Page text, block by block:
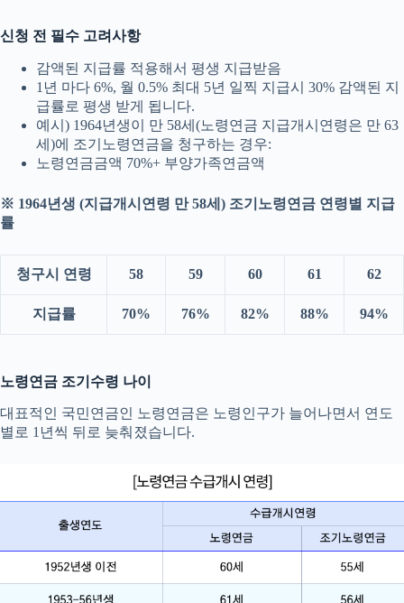
신청 전 필수 고려사항
감액된 지급률 적용해서 평생 지급받음
1년 마다 6%, 월 0.5% 최대 5년 일찍 지급시 30% 감액된 지
급률로 평생 받게 됩니다.
예시) 1964년생이 만 58세(노령연금 지급개시연령은 만 63
세)에 조기노령연금을 청구하는 경우:
노령연금금액 70%+ 부양가족연금액
※ 1964년생 (지급개시연령 만 58세) 조기노령연금 연령별 지급
률
청구시 연령 58 59 60 61 62
지급률 70% 76% 82% 88% 94%
노령연금 조기수령 나이
대표적인 국민연금인 노령연금은 노령인구가 늘어나면서 연도
별로 1년씩 뒤로 늦춰졌습니다.